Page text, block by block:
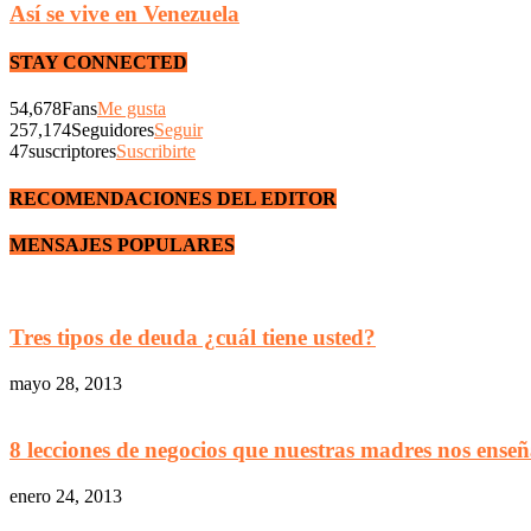
Así se vive en Venezuela
STAY CONNECTED
54,678FansMe gusta
257,174SeguidoresSeguir
47suscriptoresSuscribirte
RECOMENDACIONES DEL EDITOR
MENSAJES POPULARES
Tres tipos de deuda ¿cuál tiene usted?
mayo 28, 2013
8 lecciones de negocios que nuestras madres nos
enero 24, 2013